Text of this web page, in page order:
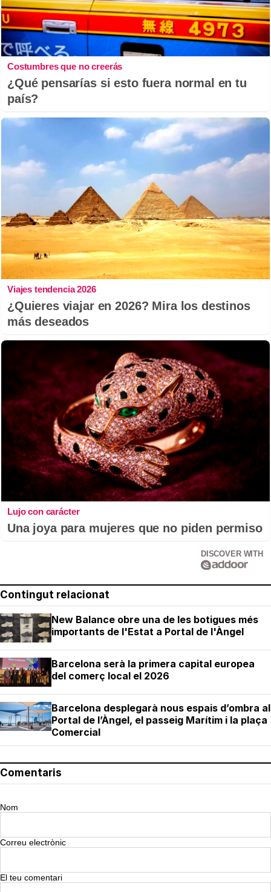
Costumbres que no creerás
¿Qué pensarías si esto fuera normal en tu
país?
Viajes tendencia 2026
¿Quieres viajar en 2026? Mira los destinos
más deseados
Lujo con carácter
Una joya para mujeres que no piden permiso
DISCOVER WITH
Contingut relacionat
New Balance obre una de les botigues més
importants de l'Estat a Portal de l'Àngel
Barcelona serà la primera capital europea
del comerç local el 2026
Barcelona desplegarà nous espais d’ombra al
Portal de l’Àngel, el passeig Marítim i la plaça
Comercial
Comentaris
Nom
Correu electrònic
El teu comentari